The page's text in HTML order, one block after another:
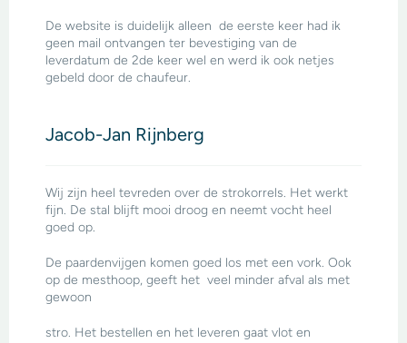
De website is duidelijk alleen de eerste keer had ik
geen mail ontvangen ter bevestiging van de
leverdatum de 2de keer wel en werd ik ook netjes
gebeld door de chaufeur.
Jacob-Jan Rijnberg
Wij zijn heel tevreden over de strokorrels. Het werkt
fijn. De stal blijft mooi droog en neemt vocht heel
goed op.
De paardenvijgen komen goed los met een vork. Ook
op de mesthoop, geeft het veel minder afval als met
gewoon
stro. Het bestellen en het leveren gaat vlot en